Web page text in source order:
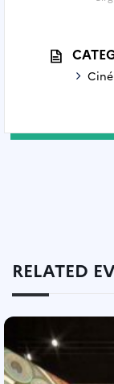
RELATED